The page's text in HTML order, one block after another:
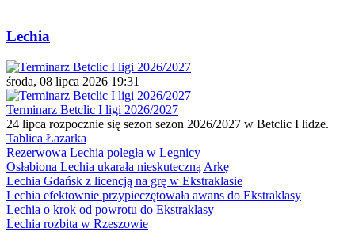
Lechia
środa, 08 lipca 2026 19:31
Terminarz Betclic I ligi 2026/2027
24 lipca rozpocznie się sezon sezon 2026/2027 w Betclic I lidze.
Tablica Łazarka
Rezerwowa Lechia poległa w Legnicy
Osłabiona Lechia ukarała nieskuteczną Arkę
Lechia Gdańsk z licencją na grę w Ekstraklasie
Lechia efektownie przypieczętowała awans do Ekstraklasy
Lechia o krok od powrotu do Ekstraklasy
Lechia rozbita w Rzeszowie